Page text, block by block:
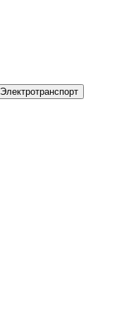
Электротранспорт